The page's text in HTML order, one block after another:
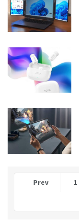
Prev 1